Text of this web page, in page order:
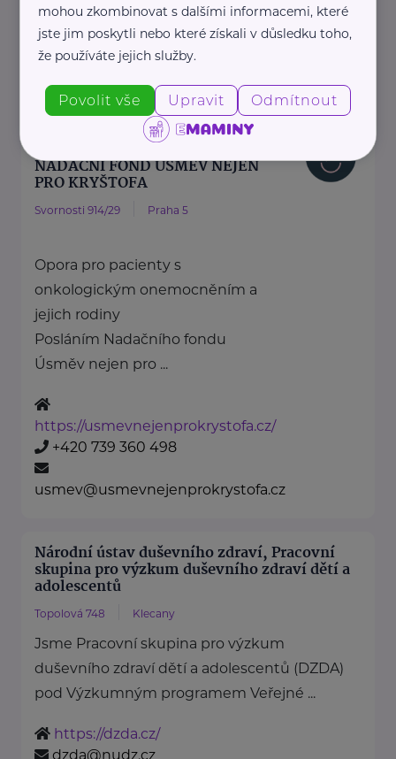
https://spolusodvahou.org/cz/
+420 725 565 273
NADAČNÍ FOND ÚSMĚV NEJEN
PRO KRYŠTOFA
Svornosti 914/29 Praha 5
Opora pro pacienty s
onkologickým onemocněním a
jejich rodiny
Posláním Nadačního fondu
Úsměv nejen pro ...
https://usmevnejenprokrystofa.cz/
+420 739 360 498
usmev@usmevnejenprokrystofa.cz
Národní ústav duševního zdraví, Pracovní
skupina pro výzkum duševního zdraví dětí a
adolescentů
Topolová 748 Klecany
Jsme Pracovní skupina pro výzkum
duševního zdraví dětí a adolescentů (DZDA)
pod Výzkumným programem Veřejné ...
https://dzda.cz/
dzda@nudz.cz
mohou zkombinovat s dalšími informacemi, které
jste jim poskytli nebo které získali v důsledku toho,
že používáte jejich služby.
Povolit vše Upravit Odmítnout